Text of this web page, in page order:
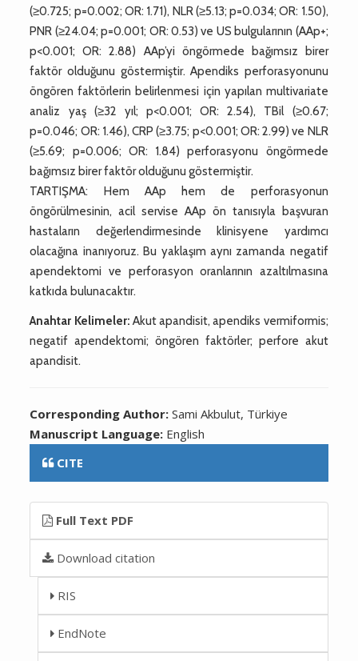
(≥0.725; p=0.002; OR: 1.71), NLR (≥5.13; p=0.034; OR: 1.50),
PNR (≥24.04; p=0.001; OR: 0.53) ve US bulgularının (AAp+;
p<0.001; OR: 2.88) AAp’yi öngörmede bağımsız birer
faktör olduğunu göstermiştir. Apendiks perforasyonunu
öngören faktörlerin belirlenmesi için yapılan multivariate
analiz yaş (≥32 yıl; p<0.001; OR: 2.54), TBil (≥0.67;
p=0.046; OR: 1.46), CRP (≥3.75; p<0.001; OR: 2.99) ve NLR
(≥5.69; p=0.006; OR: 1.84) perforasyonu öngörmede
bağımsız birer faktör olduğunu göstermiştir.
TARTIŞMA: Hem AAp hem de perforasyonun
öngörülmesinin, acil servise AAp ön tanısıyla başvuran
hastaların değerlendirmesinde klinisyene yardımcı
olacağına inanıyoruz. Bu yaklaşım aynı zamanda negatif
apendektomi ve perforasyon oranlarının azaltılmasına
katkıda bulunacaktır.
Anahtar Kelimeler: Akut apandisit, apendiks vermiformis;
negatif apendektomi; öngören faktörler; perfore akut
apandisit.
Corresponding Author:Sami Akbulut, Türkiye
Manuscript Language: English
CITE
Full Text PDF
Download citation
RIS
EndNote